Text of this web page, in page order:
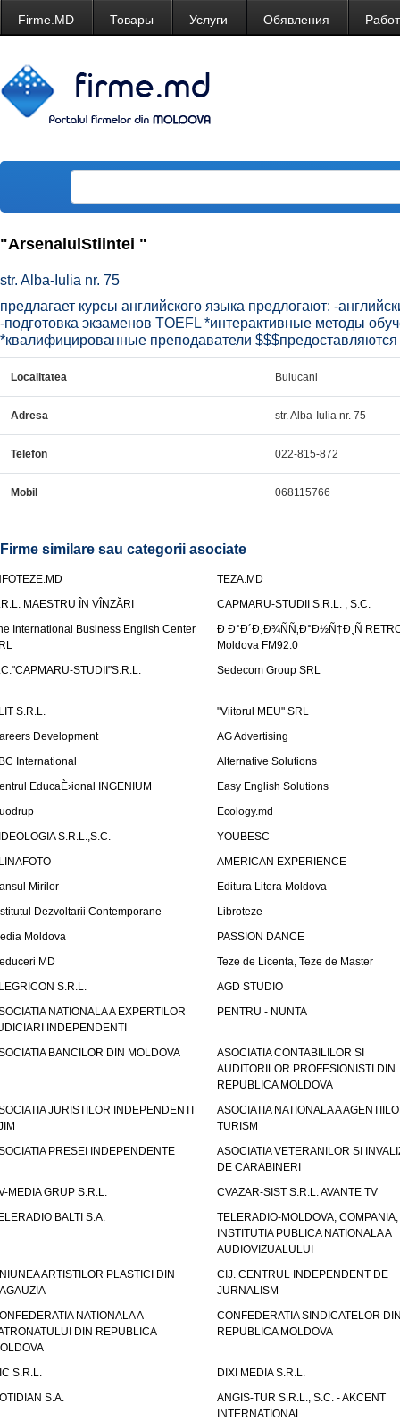
Firme.MD Товары Услуги Обявления
"ArsenalulStiintei "
str. Alba-Iulia nr. 75
предлагает курсы английского языка предлогают: -
-подготовка экзаменов TOEFL *интерактивные методы
*квалифицированные преподаватели $$$предоставляются
Localitatea Buiucani
Adresa str. Alba-Iulia nr. 75
Telefon 022-815-872
Mobil 068115766
Firme similare sau categorii asociate
TEZA.MD
MAESTRU ÎN VÎNZĂRI
CAPMARU-STUDII S.R.L. , S.C.
International Business English Center
Ð Ð°Ð´Ð¸Ð¾ÑÑ‚Ð°Ð½Ñ†Ð¸Ñ
Moldova FM92.0
STUDII"S.R.L.
Sedecom Group SRL
S.R.L.
"Viitorul MEU" SRL
Development
AG Advertising
International
Alternative Solutions
EducaÈ›ional INGENIUM
Easy English Solutions
Ecology.md
S.R.L.,S.C.
YOUBESC
AMERICAN EXPERIENCE
Mirilor
Editura Litera Moldova
Dezvoltarii Contemporane
Libroteze
Moldova
PASSION DANCE
MD
Teze de Licenta, Teze de Master
S.R.L.
AGD STUDIO
NATIONALA A EXPERTILOR
INDEPENDENTI
PENTRU - NUNTA
BANCILOR DIN MOLDOVA
ASOCIATIA CONTABILILOR SI
AUDITORILOR PROFESIONISTI DIN
REPUBLICA MOLDOVA
JURISTILOR INDEPENDENTI
ASOCIATIA NATIONALA A
TURISM
PRESEI INDEPENDENTE
ASOCIATIA VETERANILOR SI
DE CARABINERI
MEDIA GRUP S.R.L.
CVAZAR-SIST S.R.L. AVANTE TV
BALTI S.A.
TELERADIO-MOLDOVA, COMPANIA,
INSTITUTIA PUBLICA NATIONALA A
AUDIOVIZUALULUI
ARTISTILOR PLASTICI DIN
CIJ. CENTRUL INDEPENDENT DE
JURNALISM
NATIONALA A
DIN REPUBLICA
CONFEDERATIA SINDICATELOR
REPUBLICA MOLDOVA
S.R.L.
DIXI MEDIA S.R.L.
S.A.
ANGIS-TUR S.R.L., S.C. - AKCENT
INTERNATIONAL